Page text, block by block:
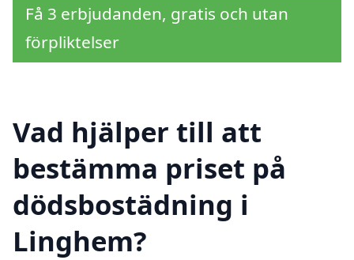
Få 3 erbjudanden, gratis och utan
förpliktelser
Vad hjälper till att
bestämma priset på
dödsbostädning i
Linghem?